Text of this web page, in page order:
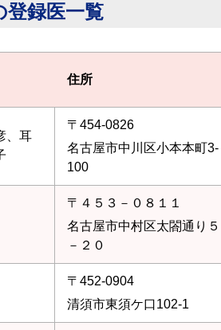
登録医一覧
住所
耳
〒454-0826
名古屋市中川区小本本町3-
100
〒４５３－０８１１
名古屋市中村区太閤通り５
－２０
〒452-0904
清須市東須ケ口102-1